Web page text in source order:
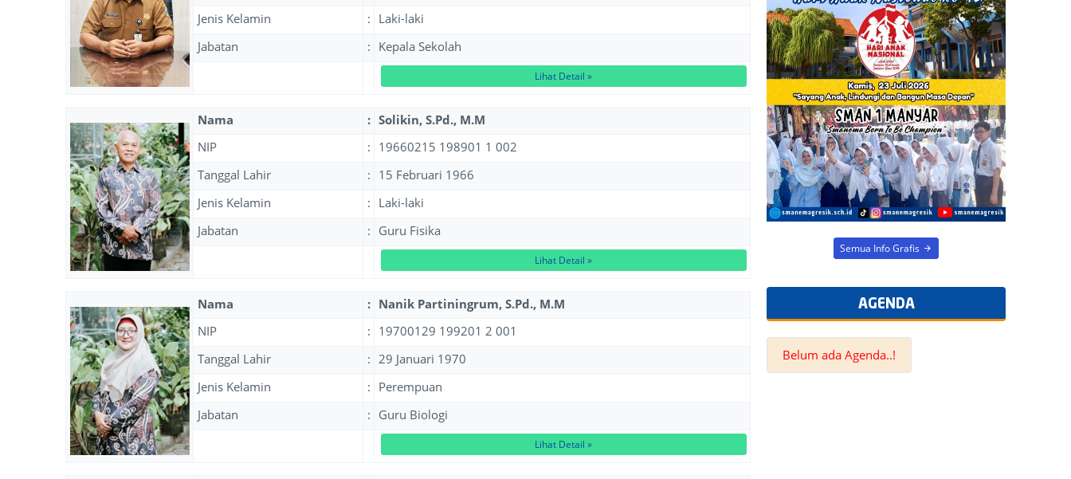
Jenis Kelamin
: Laki-laki
Jabatan
: Kepala Sekolah
Lihat Detail »
Nama : Solikin, S.Pd., M.M
NIP
: 19660215 198901 1 002
Tanggal Lahir
: 15 Februari 1966
Jenis Kelamin
: Laki-laki
Jabatan
: Guru Fisika
Lihat Detail »
Nama : Nanik Partiningrum, S.Pd., M.M
NIP
: 19700129 199201 2 001
Tanggal Lahir
: 29 Januari 1970
Jenis Kelamin
: Perempuan
Jabatan
: Guru Biologi
Lihat Detail »
Semua Info Grafis
AGENDA
Belum ada Agenda..!